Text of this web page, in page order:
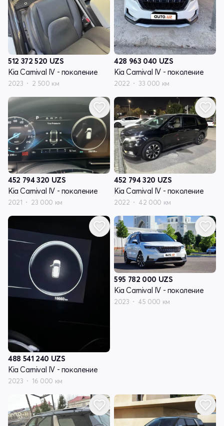
512 372 520 UZS
Kia Carnival IV - поколение
2023 2 500 км
428 963 040 UZS
Kia Carnival IV - поколение
2022 33 000 км
452 794 320 UZS
Kia Carnival IV - поколение
2021 23 000 км
452 794 320 UZS
Kia Carnival IV - поколение
2022 42 000 км
488 541 240 UZS
Kia Carnival IV - поколение
2023 16 000 км
595 782 000 UZS
Kia Carnival IV - поколение
2023 45 000 км